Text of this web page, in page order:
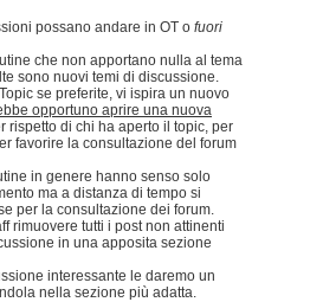
possano andare in OT o fuori
che non apportano nulla al tema
sono nuovi temi di discussione.
se preferite, vi ispira un nuovo
opportuno aprire una nuova
rispetto di chi ha aperto il topic, per
favorire la consultazione del forum
in genere hanno senso solo
ma a distanza di tempo si
per la consultazione dei forum.
rimuovere tutti i post non attinenti
in una apposita sezione
interessante le daremo un
nella sezione più adatta.